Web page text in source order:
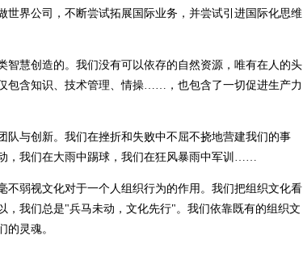
界公司，不断尝试拓展国际业务，并尝试引进国际化思维
慧创造的。我们没有可以依存的自然资源，唯有在人的头
包含知识、技术管理、情操……，也包含了一切促进生产力
与创新。我们在挫折和失败中不屈不挠地营建我们的事
，我们在大雨中踢球，我们在狂风暴雨中军训……
弱视文化对于一个人组织行为的作用。我们把组织文化看
我们总是"兵马未动，文化先行"。我们依靠既有的组织文
的灵魂。